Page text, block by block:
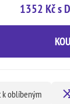
1352 Kč s
k oblíbeným